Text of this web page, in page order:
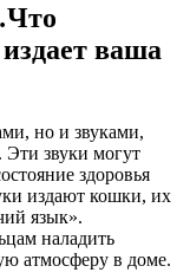
ваша
но и звуками,
Эти звуки могут
здоровья
издают кошки, их
язык».
наладить
атмосферу в доме.